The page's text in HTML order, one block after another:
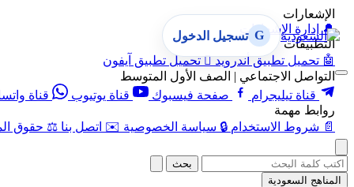
الإشعارات
🔔 إدارة الإشعارات
التطبيقات
🤖 تحميل تطبيق أندرويد  تحميل تطبيق آيفون
التواصل الاجتماعي | الصف الأول المتوسط
قناة تيليجرام
صفحة فيسبوك قناة يوتيوب قناة
روابط مهمة
📄 شروط الاستخدام 🔒 سياسة الخصوصية ✉️ اتصل بنا ⚖️ حقوق
G تسجيل الدخول
بحث
المناهج السعودية